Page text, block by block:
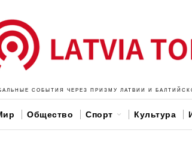
СОБЫТИЯ ЧЕРЕЗ ПРИЗМУ ЛАТВИИ И
Общество Спорт Культура